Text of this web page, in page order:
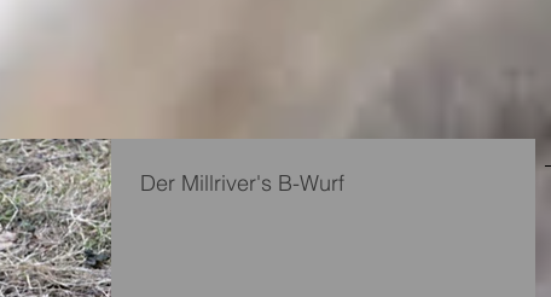
Der Millriver's B-Wurf